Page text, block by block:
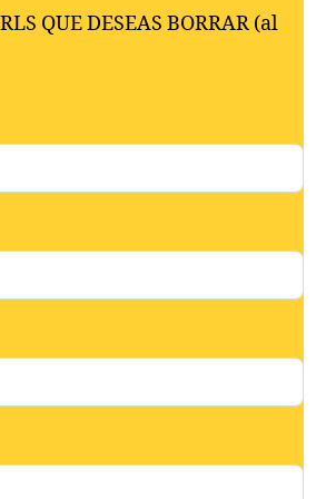
QUE DESEAS BORRAR (al